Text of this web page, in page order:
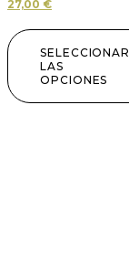
27,00 €
SELECCIONAR
LAS
OPCIONES